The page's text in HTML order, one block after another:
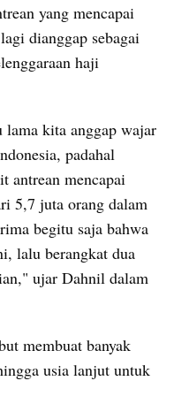
yang mencapai
dianggap sebagai
haji
lama kita anggap wajar
padahal
antrean mencapai
5,7 juta orang dalam
begitu saja bahwa
lalu berangkat dua
ujar Dahnil dalam
membuat banyak
usia lanjut untuk